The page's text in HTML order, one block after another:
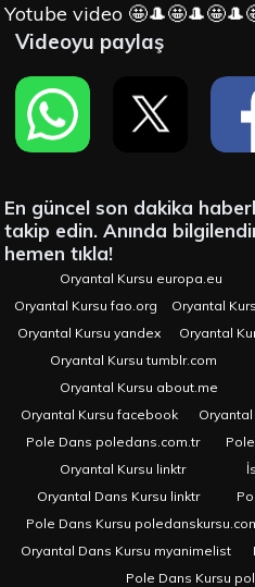
Yotube video
Videoyu paylaş
En güncel son dakika
takip edin. Anında
hemen tıkla!
Oryantal Kursu europa.eu
Oryantal Kursu fao.org
Oryantal
Oryantal Kursu yandex
Oryantal
Oryantal Kursu tumblr.com
Oryantal Kursu about.me
Oryantal Kursu facebook
Oryantal
Pole Dans poledans.com.tr
Oryantal Kursu linktr
Oryantal Dans Kursu linktr
Pole Dans Kursu
Oryantal Dans Kursu myanimelist
Pole Dans Kursu